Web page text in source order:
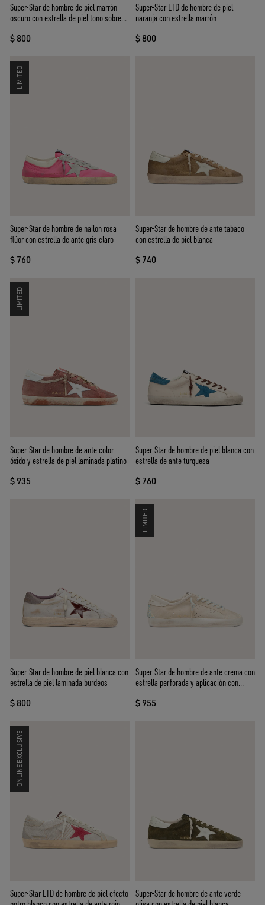
Super-Star de hombre de piel marrón
oscuro con estrella de piel tono sobre
$ 800
Super-Star LTD de hombre de piel
naranja con estrella marrón
$ 800
LIMITED
Super-Star de hombre de nailon rosa
flúor con estrella de ante gris claro
$ 760
Super-Star de hombre de ante tabaco
con estrella de piel blanca
$ 740
LIMITED
Super-Star de hombre de ante color
óxido y estrella de piel laminada platino
$ 935
Super-Star de hombre de piel blanca con
estrella de ante turquesa
$ 760
Super-Star de hombre de piel blanca con
estrella de piel laminada burdeos
$ 800
LIMITED
Super-Star de hombre de ante crema con
estrella perforada y aplicación con
$ 955
ONLINE EXCLUSIVE
Super-Star LTD de hombre de piel efecto Super-Star de hombre de ante verde